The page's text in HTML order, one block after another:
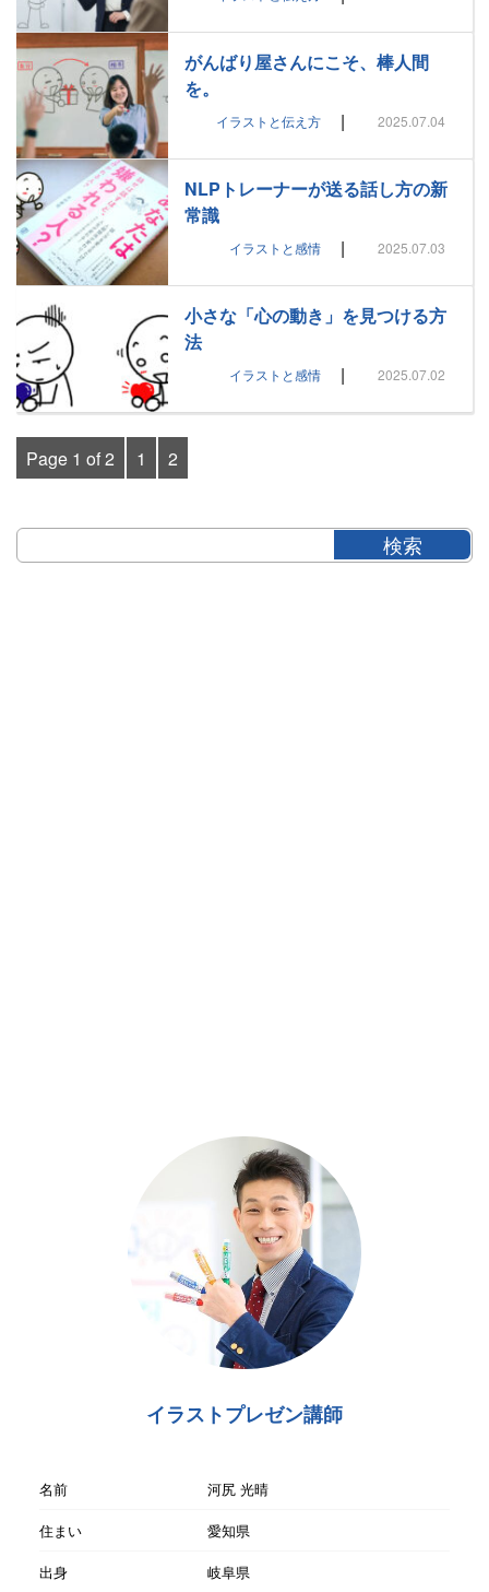
がんばり屋さんにこそ、棒人間
を。
イラストと伝え方 | 2025.07.04
NLPトレーナーが送る話し方の新
常識
イラストと感情 | 2025.07.03
小さな「心の動き」を見つける方
法
イラストと感情 | 2025.07.02
Page 1 of 2 1 2
イラストプレゼン講師
名前
河尻 光晴
住まい
愛知県
出身
岐阜県